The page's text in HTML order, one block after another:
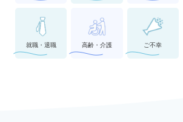
就職・退職 高齢・介護 ご不幸